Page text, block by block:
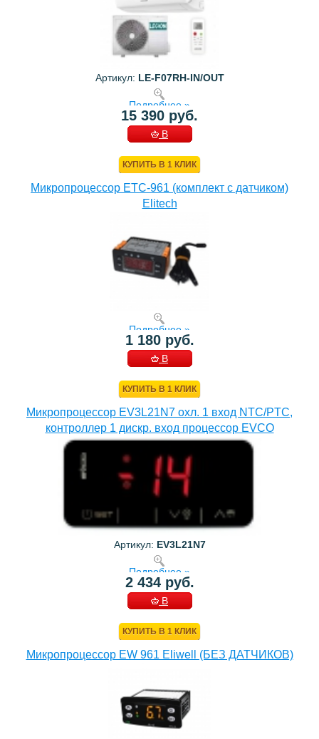
Артикул: LE-F07RH-IN/OUT
Подробнее »
15 390 руб.
В
КУПИТЬ В 1 КЛИК
Микропроцессор ETC-961 (комплект c датчиком)
Elitech
Подробнее »
1 180 руб.
В
КУПИТЬ В 1 КЛИК
Микропроцессор EV3L21N7 охл. 1 вход NTC/PTC,
контроллер 1 дискр. вход процессор EVCO
Артикул: EV3L21N7
Подробнее »
2 434 руб.
В
КУПИТЬ В 1 КЛИК
Микропроцессор EW 961 Eliwell (БЕЗ ДАТЧИКОВ)